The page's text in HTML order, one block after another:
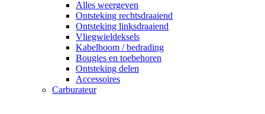
Alles weergeven
Ontsteking rechtsdraaiend
Ontsteking linksdraaiend
Vliegwieldeksels
Kabelboom / bedrading
Bougies en toebehoren
Ontsteking delen
Accessoires
Carburateur